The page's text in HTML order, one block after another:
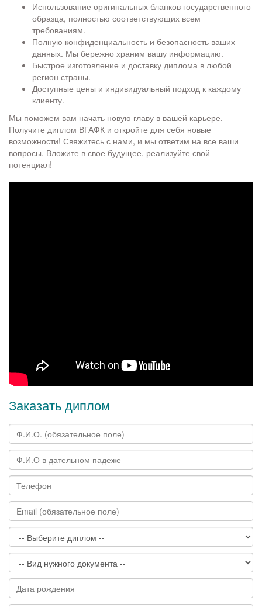
Использование оригинальных бланков государственного
образца, полностью соответствующих всем
требованиям.
Полную конфиденциальность и безопасность ваших
данных. Мы бережно храним вашу информацию.
Быстрое изготовление и доставку диплома в любой
регион страны.
Доступные цены и индивидуальный подход к каждому
клиенту.
Мы поможем вам начать новую главу в вашей карьере.
Получите диплом ВГАФК и откройте для себя новые
возможности! Свяжитесь с нами, и мы ответим на все ваши
вопросы. Вложите в свое будущее, реализуйте свой
потенциал!
Заказать диплом